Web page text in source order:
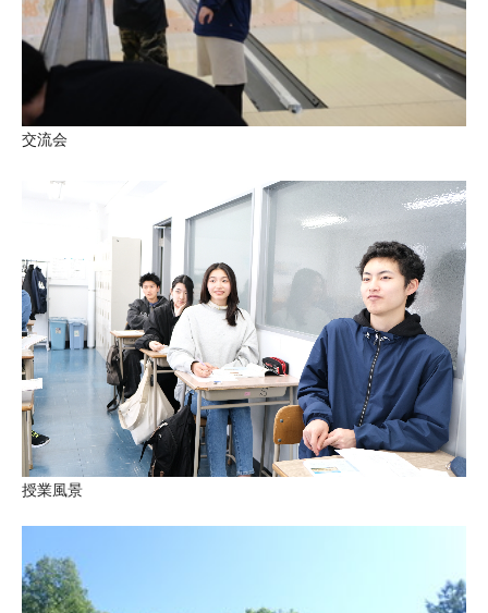
交流会
授業風景